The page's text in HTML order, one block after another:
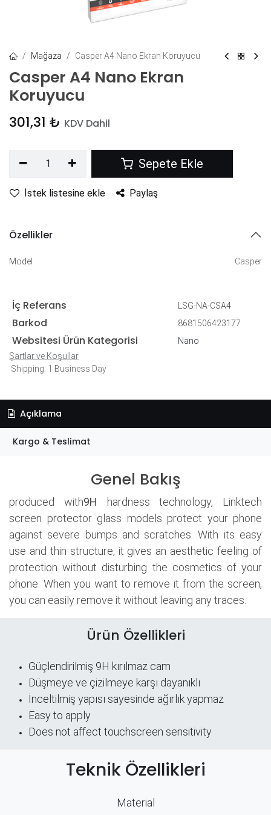
Mağaza Casper A4 Nano Ekran Koruyucu
Casper A4 Nano Ekran
Koruyucu
301,31 ₺ KDV Dahil
Sepete Ekle
İstek listesine ekle Paylaş
Özellikler
Model Casper
İç Referans LSG-NA-CSA4
Barkod 8681506423177
Websitesi Ürün Kategorisi
Nano
Şartlar ve Koşullar
Shipping: 1 Business Day
Açıklama
Kargo & Teslimat
Genel Bakış
produced with9H hardness technology, Linktech
screen protector glass models protect your phone
against severe bumps and scratches. With its easy
use and thin structure, it gives an aesthetic feeling of
protection without disturbing the cosmetics of your
phone. When you want to remove it from the screen,
you can easily remove it without leaving any traces.
Ürün Özellikleri
Güçlendirilmiş 9H kırılmaz cam
Düşmeye ve çizilmeye karşı dayanıklı
İnceltilmiş yapısı sayesinde ağırlık yapmaz
Easy to apply
Does not affect touchscreen sensitivity
Teknik Özellikleri
Material